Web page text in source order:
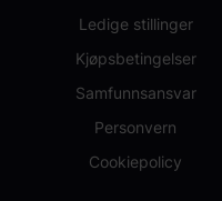
Ledige stillinger
Kjøpsbetingelser
Samfunnsansvar
Personvern
Cookiepolicy